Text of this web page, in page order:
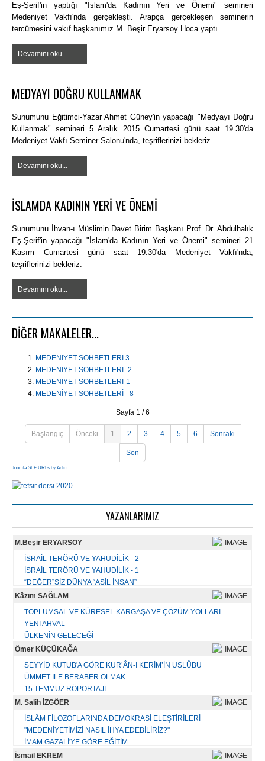
Eş-Şerif'in yaptığı "İslam'da Kadının Yeri ve Önemi" semineri
Medeniyet Vakfı'nda gerçekleşti. Arapça gerçekleşen seminerin
tercümesini vakıf başkanımız M. Beşir Eryarsoy Hoca yaptı.
Devamını oku...
MEDYAYI DOĞRU KULLANMAK
Sunumunu Eğitimci-Yazar Ahmet Güney'in yapacağı "Medyayı Doğru
Kullanmak" semineri 5 Aralık 2015 Cumartesi günü saat 19.30'da
Medeniyet Vakfı Seminer Salonu'nda, teşriflerinizi bekleriz.
Devamını oku...
İSLAMDA KADININ YERİ VE ÖNEMİ
Sunumunu İhvan-ı Müslimin Davet Birim Başkanı Prof. Dr. Abdulhalık
Eş-Şerif'in yapacağı "İslam'da Kadının Yeri ve Önemi" semineri 21
Kasım Cumartesi günü saat 19.30'da Medeniyet Vakfı'nda,
teşriflerinizi bekleriz.
Devamını oku...
DIĞER MAKALELER...
MEDENİYET SOHBETLERİ 3
MEDENİYET SOHBETLERİ -2
MEDENİYET SOHBETLERİ-1-
MEDENİYET SOHBETLERİ - 8
Sayfa 1 / 6
Başlangıç Önceki 1 2 3 4 5 6 Sonraki
Son
Joomla SEF URLs by Artio
YAZANLARIMIZ
M.Beşir ERYARSOY
İSRAİL TERÖRÜ VE YAHUDİLİK - 2
İSRAİL TERÖRÜ VE YAHUDİLİK - 1
“DEĞER”SİZ DÜNYA “ASİL İNSAN”
BAYRAM TEBRİĞİ YERİNE
KİTAB-MÎZÂN-DEMİR
KORONA VİRÜS'ÜN HATIRLATTIKLARI
TÜRKİYE VE DÜNYA GÜNDEMİ İLE İLGİLENMENİN GEREKLİLİĞİ - 2
TÜRKİYE VE DÜNYA GÜNDEMİ İLE İLGİLENMENİN GEREKLİLİĞİ-1
ATALETİMİZİN SEBEPLERİ
BAYRAM TEBRİĞİ
Tüm yazıları...
Kâzım SAĞLAM
TOPLUMSAL VE KÜRESEL KARGAŞA VE ÇÖZÜM YOLLARI
YENİ AHVAL
ÜLKENİN GELECEĞİ
KARGAŞA DÖNEMİNİN AHVALİ
BİR ÇAĞRI VEYA ÇIĞLIK
SİYASETİ/ÜLKEYİ ANLAMA BİÇİMLERİ
AÇILIM - ATILIM
BAYRAM MESAJI 2023
GEÇMİŞ OLSUN TÜRKİYE
Tüm yazıları...
Ömer KÜÇÜKAĞA
SEYYİD KUTUB'A GÖRE KUR’ÂN-I KERİM’İN USLÛBU
ÜMMET İLE BERABER OLMAK
15 TEMMUZ RÖPORTAJI
Mısır'ın İstiklal Mahkemeleri
İsrail : Tevrata İhanet Edenlerin Devletidir
Tüm yazıları...
M. Salih İZGÖER
İSLÂM FİLOZOFLARINDA DEMOKRASİ ELEŞTİRİLERİ
"MEDENİYETİMİZİ NASIL İHYA EDEBİLİRİZ?"
İMAM GAZALİ'YE GÖRE EĞİTİM
KÜÇÜK ALEMDEKİ MEDENİYET
İsmail EKREM